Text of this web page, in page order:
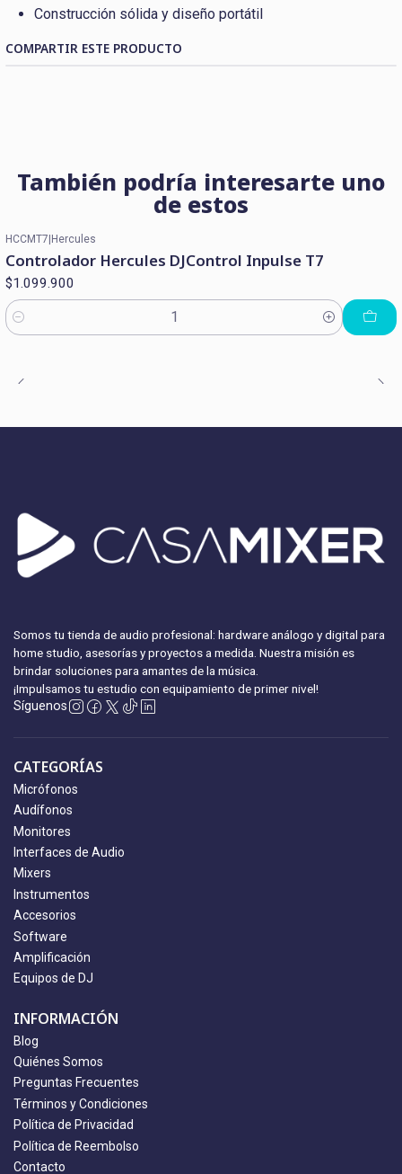
Construcción sólida y diseño portátil
COMPARTIR ESTE PRODUCTO
También podría interesarte uno
de estos
HCCMT7 Hercules
Controlador Hercules DJControl Inpulse T7
$1.099.900
Cantidad
Somos tu tienda de audio profesional: hardware análogo y digital para
home studio, asesorías y proyectos a medida. Nuestra misión es
brindar soluciones para amantes de la música.
¡Impulsamos tu estudio con equipamiento de primer nivel!
Síguenos
CATEGORÍAS
Micrófonos
Audífonos
Monitores
Interfaces de Audio
Mixers
Instrumentos
Accesorios
Software
Amplificación
Equipos de DJ
INFORMACIÓN
Blog
Quiénes Somos
Preguntas Frecuentes
Términos y Condiciones
Política de Privacidad
Política de Reembolso
Contacto